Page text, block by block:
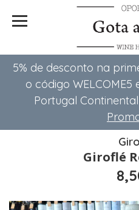
5% de desconto na
o código
Portugal
Giroflé